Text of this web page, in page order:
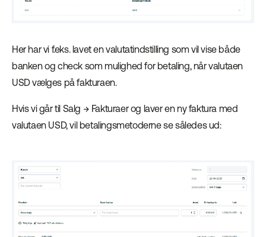
Her har vi f.eks. lavet en valutatindstilling som vil vise både
banken og check som mulighed for betaling, når valutaen
USD vælges på fakturaen.
Hvis vi går til Salg → Fakturaer og laver en ny faktura med
valutaen USD, vil betalingsmetoderne se således ud: